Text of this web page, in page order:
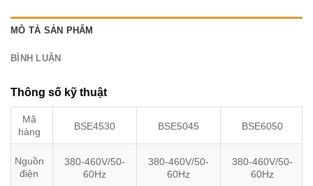
MÔ TẢ SẢN PHẨM
BÌNH LUẬN
Thông số kỹ thuật
Mã
hàng
BSE4530 BSE5045 BSE6050
Nguồn
điện
380-460V/50-
60Hz
380-460V/50-
60Hz
380-460V/50-
60Hz